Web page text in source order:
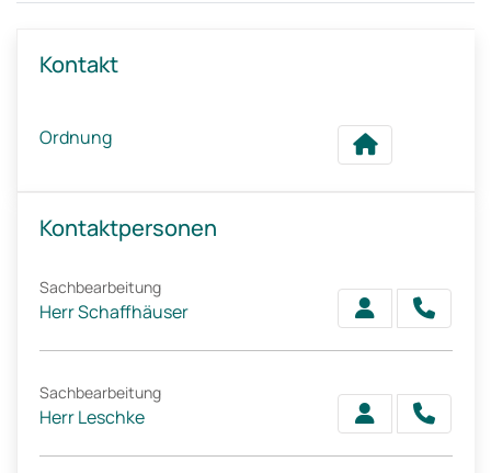
Kontakt
Ordnung
Kontaktpersonen
Sachbearbeitung
Herr Schaffhäuser
Sachbearbeitung
Herr Leschke